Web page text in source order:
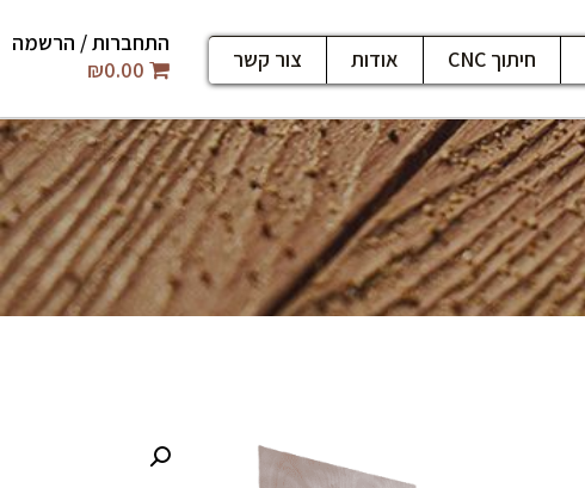
חיתוך CNC אודות צור קשר
התחברות / הרשמה
₪0.00